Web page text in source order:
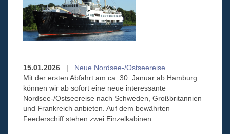
15.01.2026 | Neue Nordsee-/Ostseereise
Mit der ersten Abfahrt am ca. 30. Januar ab Hamburg
können wir ab sofort eine neue interessante
Nordsee-/Ostseereise nach Schweden, Großbritannien
und Frankreich anbieten. Auf dem bewährten
Feederschiff stehen zwei Einzelkabinen...